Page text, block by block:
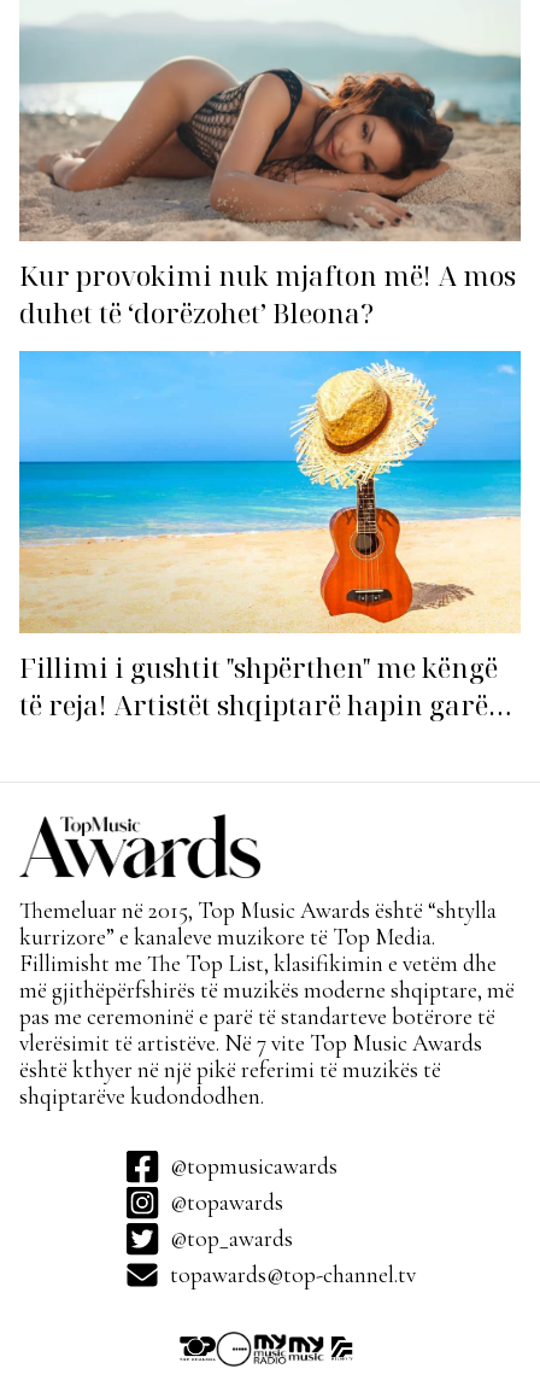
Kur provokimi nuk mjafton më! A mos
duhet të ‘dorëzohet’ Bleona?
Fillimi i gushtit "shpërthen" me këngë
të reja! Artistët shqiptarë hapin garën
Themeluar në 2015, Top Music Awards është “shtylla
kurrizore” e kanaleve muzikore të Top Media.
Fillimisht me The Top List, klasifikimin e vetëm dhe
më gjithëpërfshirës të muzikës moderne shqiptare, më
pas me ceremoninë e parë të standarteve botërore të
vlerësimit të artistëve. Në 7 vite Top Music Awards
është kthyer në një pikë referimi të muzikës të
shqiptarëve kudondodhen.
@topmusicawards
@topawards
@top_awards
topawards@top-channel.tv